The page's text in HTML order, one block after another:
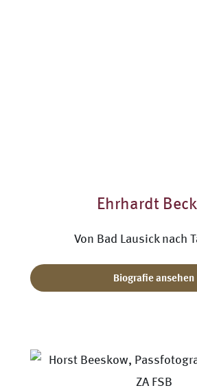
Ehrhardt
Von Bad Lausick nach
Biografie ansehen